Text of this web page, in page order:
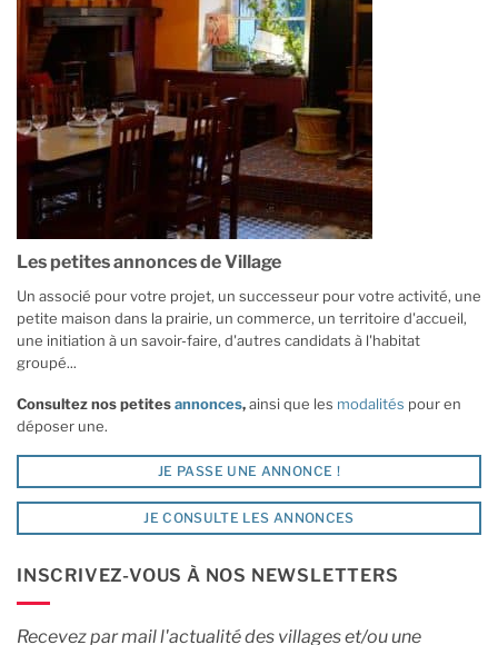
Les petites annonces de Village
Un associé pour votre projet, un successeur pour votre activité, une
petite maison dans la prairie, un commerce, un territoire d'accueil,
une initiation à un savoir-faire, d'autres candidats à l'habitat
groupé...
Consultez nos petitesannonces,ainsi que les modalités pour en
déposer une.
JE PASSE UNE ANNONCE !
JE CONSULTE LES ANNONCES
INSCRIVEZ-VOUS À NOS NEWSLETTERS
Recevez par mail l'actualité des villages et/ou une